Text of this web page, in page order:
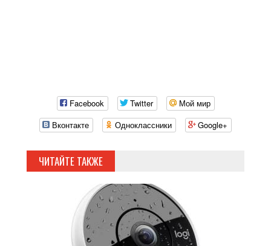
Facebook Twitter
Мой мир
Вконтакте
Одноклассники Google+
ЧИТАЙТЕ ТАКЖЕ